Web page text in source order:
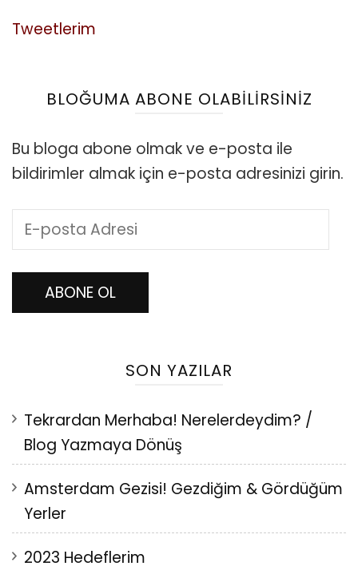
Tweetlerim
BLOĞUMA ABONE OLABILIRSINIZ
Bu bloga abone olmak ve e-posta ile
bildirimler almak için e-posta adresinizi girin.
E-
posta
Adresi
ABONE OL
SON YAZILAR
Tekrardan Merhaba! Nerelerdeydim? /
Blog Yazmaya Dönüş
Amsterdam Gezisi! Gezdiğim & Gördüğüm
Yerler
2023 Hedeflerim